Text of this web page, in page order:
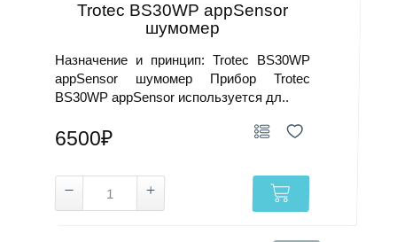
Trotec BS30WP appSensor
шумомер
Назначение и принцип: Trotec BS30WP
appSensor шумомер Прибор Trotec
BS30WP appSensor используется дл..
6500₽